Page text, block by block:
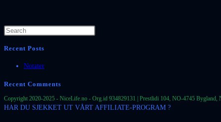
Recent Posts
Notater
Recent Comments
Copyright 2020-2025 - NiceLife.no - Org.id 934829131 | Prestlidi 104, NO-4745
HAR DU SJEKKET UT VÅRT AFFILIATE-PROGRAM ?